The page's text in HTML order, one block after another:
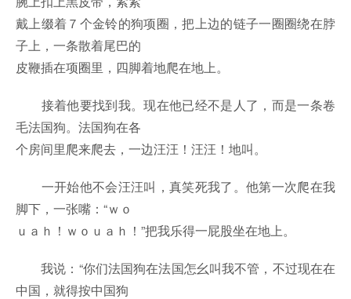
戴上缀着７个金铃的狗项圈，把上边的链子一圈圈绕在脖
子上，一条散着尾巴的
皮鞭插在项圈里，四脚着地爬在地上。
接着他要找到我。现在他已经不是人了，而是一条卷
毛法国狗。法国狗在各
个房间里爬来爬去，一边汪汪！汪汪！地叫。
一开始他不会汪汪叫，真笑死我了。他第一次爬在我
脚下，一张嘴：“ｗｏ
ｕａｈ！ｗｏｕａｈ！”把我乐得一屁股坐在地上。
我说：“你们法国狗在法国怎幺叫我不管，不过现在在
中国，就得按中国狗